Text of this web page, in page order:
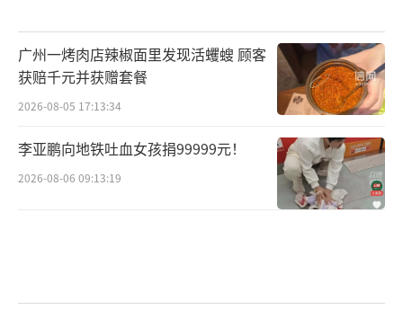
广州一烤肉店辣椒面里发现活蠼螋 顾客
获赔千元并获赠套餐
2026-08-05 17:13:34
李亚鹏向地铁吐血女孩捐99999元！
2026-08-06 09:13:19